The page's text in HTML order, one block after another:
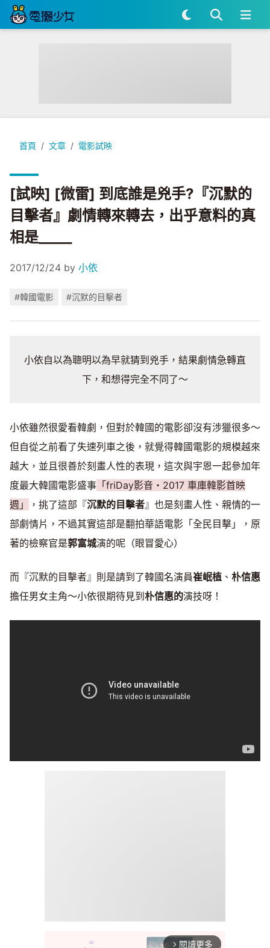
首頁 文章 電影試映
[試映] [微雷] 到底誰是兇手?『沉默的目擊者』劇情轉來轉去，
[試映] [微雷] 到底誰是兇手?『沉默的
目擊者』劇情轉來轉去，出乎意料的真
相是_____
2017/12/24 by 小依
#韓國電影 #沉默的目擊者
小依自以為聰明以為早就猜到兇手，結果劇情急轉直
下，和想得完全不同了～
小依雖然很愛看韓劇，但對於韓國的電影卻沒有涉獵很多～
但自從之前看了失速列車之後，就覺得韓國電影的規模越來
越大，並且很善於刻畫人性的表現，這次與宇恩一起參加年
度最大韓國電影盛事 「friDay影音・2017 車庫韓影首映
週」
，挑了這部『沉默的目擊者』也是刻畫人性、親情的一
部劇情片，不過其實這部是翻拍華語電影「全民目擊」，原
著的檢察官是郭富城演的呢（眼冒愛心）
而『沉默的目擊者』則是請到了韓國名演員崔岷植 、 朴信惠
擔任男女主角～小依很期待見到 朴信惠的演技呀！
arrow_forward_ios 閱讀更多